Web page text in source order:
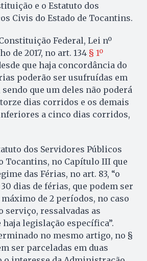
e o Estatuto dos
Civis do Estado de Tocantins.
Federal, Lei nº
de 2017, no art. 134 § 1º
que haja concordância do
poderão ser usufruídas em
que um deles não poderá
dias corridos e os demais
a cinco dias corridos,
dos Servidores Públicos
Tocantins, no Capítulo III que
das Férias, no art. 83, “o
dias de férias, que podem ser
de 2 períodos, no caso
serviço, ressalvadas as
legislação específica”.
no mesmo artigo, no §
ser parceladas em duas